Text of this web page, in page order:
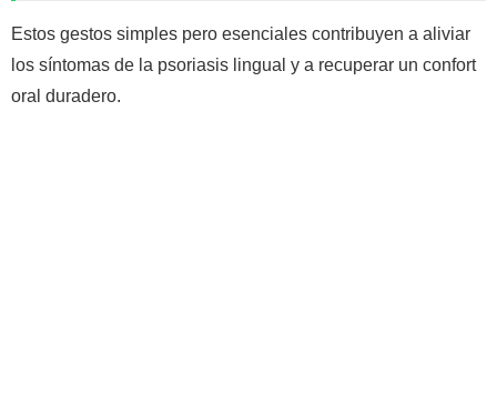
Estos gestos simples pero esenciales contribuyen a aliviar
los síntomas de la psoriasis lingual y a recuperar un confort
oral duradero.